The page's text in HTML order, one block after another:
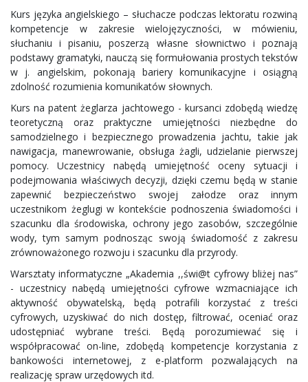
Kurs języka angielskiego – słuchacze podczas lektoratu rozwiną
kompetencje w zakresie wielojęzyczności, w mówieniu,
słuchaniu i pisaniu, poszerzą własne słownictwo i poznają
podstawy gramatyki, nauczą się formułowania prostych tekstów
w j. angielskim, pokonają bariery komunikacyjne i osiągną
zdolność rozumienia komunikatów słownych.
Kurs na patent żeglarza jachtowego - kursanci zdobędą wiedzę
teoretyczną oraz praktyczne umiejętności niezbędne do
samodzielnego i bezpiecznego prowadzenia jachtu, takie jak
nawigacja, manewrowanie, obsługa żagli, udzielanie pierwszej
pomocy. Uczestnicy nabędą umiejętność oceny sytuacji i
podejmowania właściwych decyzji, dzięki czemu będą w stanie
zapewnić bezpieczeństwo swojej załodze oraz innym
uczestnikom żeglugi w kontekście podnoszenia świadomości i
szacunku dla środowiska, ochrony jego zasobów, szczególnie
wody, tym samym podnosząc swoją świadomość z zakresu
zrównoważonego rozwoju i szacunku dla przyrody.
Warsztaty informatyczne „Akademia ,,świ@t cyfrowy bliżej nas”
- uczestnicy nabędą umiejętności cyfrowe wzmacniające ich
aktywność obywatelską, będą potrafili korzystać z treści
cyfrowych, uzyskiwać do nich dostęp, filtrować, oceniać oraz
udostępniać wybrane treści. Będą porozumiewać się i
współpracować on-line, zdobędą kompetencje korzystania z
bankowości internetowej, z e-platform pozwalających na
realizację spraw urzędowych itd.